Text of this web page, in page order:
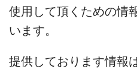
使用して頂くための情
います。
提供しております情報